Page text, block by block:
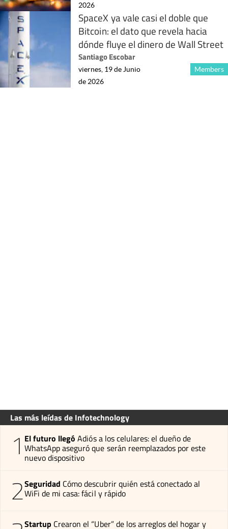
2026
SpaceX ya vale casi el doble que
Bitcoin: el dato que revela hacia
dónde fluye el dinero de Wall Street
Santiago Escobar
Members
viernes, 19 de Junio
de 2026
Las más leídas de Infotechnology
1 El futuro llegó Adiós a los celulares: el dueño de
WhatsApp aseguró que serán reemplazados por este
nuevo dispositivo
2Seguridad Cómo descubrir quién está conectado al
WiFi de mi casa: fácil y rápido
Startup Crearon el “Uber” de los arreglos del hogar y